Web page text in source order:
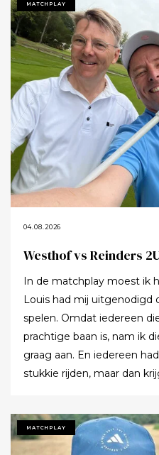
MATCHPLAY
04.08.2026
Westhof vs Reinders
In de matchplay moest ik
Louis had mij uitgenodigd
spelen. Omdat iedereen
prachtige baan is, nam ik
graag aan. En iedereen
stukkie rijden, maar dan
Tot ik uiteindelijk
meer ging zeggen.
MATCHPLAY